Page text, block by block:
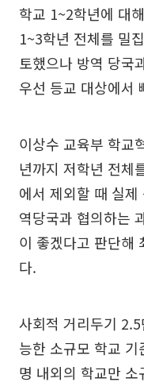
학교 1~2학년에 대
1~3학년 전체를 밀
토했으나 방역 당국
우선 등교 대상에서
이상수 교육부 학교
년까지 저학년 전체
에서 제외할 때 실
역당국과 협의하는
이 좋겠다고 판단해
다.
사회적 거리두기
능한 소규모 학교
명 내외의 학교만